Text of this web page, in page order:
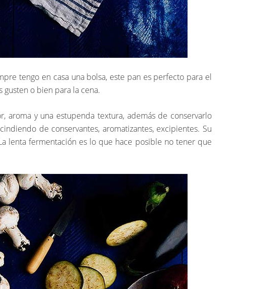
tengo en casa una bolsa, este pan es perfecto para el
o bien para la cena.
aroma y una estupenda textura, además de conservarlo
de conservantes, aromatizantes, excipientes. Su
lenta fermentación es lo que hace posible no tener que